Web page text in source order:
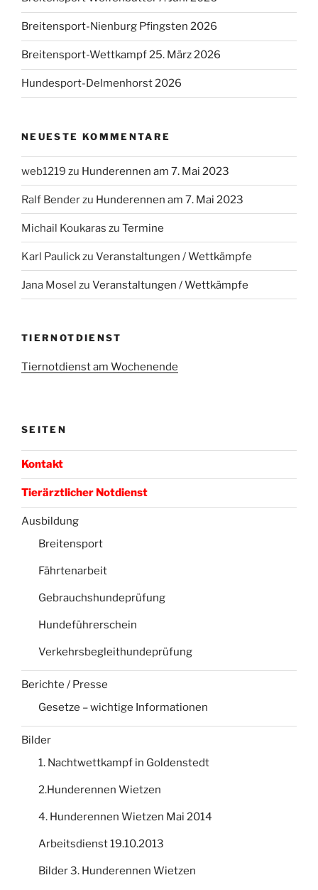
Breitensport-Nienburg Pfingsten 2026
Breitensport-Wettkampf 25. März 2026
Hundesport-Delmenhorst 2026
NEUESTE KOMMENTARE
web1219 zu Hunderennen am 7. Mai 2023
Ralf Benderzu Hunderennen am 7. Mai 2023
Michail Koukaras zu Termine
Karl Paulickzu Veranstaltungen / Wettkämpfe
Jana Mosel zu Veranstaltungen / Wettkämpfe
TIERNOTDIENST
Tiernotdienst am Wochenende
SEITEN
Kontakt
Tierärztlicher Notdienst
Ausbildung
Breitensport
Fährtenarbeit
Gebrauchshundeprüfung
Hundeführerschein
Verkehrsbegleithundeprüfung
Berichte / Presse
Gesetze – wichtige Informationen
Bilder
1. Nachtwettkampf in Goldenstedt
2.Hunderennen Wietzen
4. Hunderennen Wietzen Mai 2014
Arbeitsdienst 19.10.2013
Bilder 3. Hunderennen Wietzen